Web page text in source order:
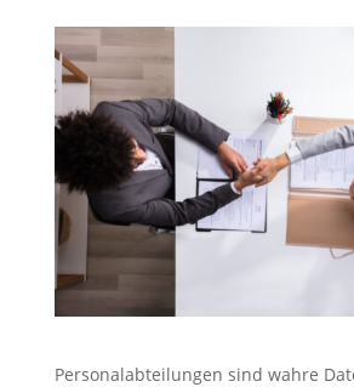
Personalabteilungen sind wahre